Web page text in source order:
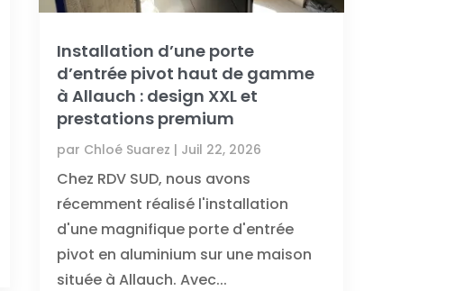
Installation d’une porte
d’entrée pivot haut de gamme
à Allauch : design XXL et
prestations premium
par Chloé Suarez | Juil 22, 2026
Chez RDV SUD, nous avons
récemment réalisé l'installation
d'une magnifique porte d'entrée
pivot en aluminium sur une maison
située à Allauch. Avec...